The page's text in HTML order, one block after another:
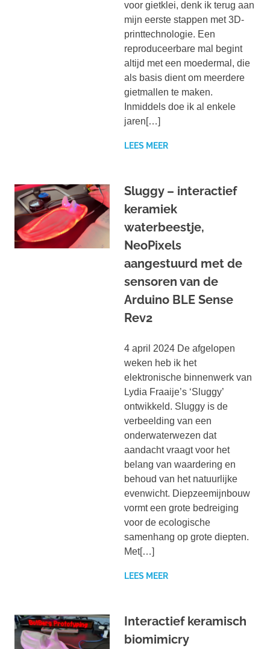
voor gietklei, denk ik terug aan
mijn eerste stappen met 3D-
printtechnologie. Een
reproduceerbare mal begint
altijd met een moedermal, die
als basis dient om meerdere
gietmallen te maken.
Inmiddels doe ik al enkele
jaren[…]
LEES MEER
Sluggy – interactief
keramiek
waterbeestje,
NeoPixels
aangestuurd met de
sensoren van de
Arduino BLE Sense
Rev2
4 april 2024 De afgelopen
weken heb ik het
elektronische binnenwerk van
Lydia Fraaije’s ‘Sluggy’
ontwikkeld. Sluggy is de
verbeelding van een
onderwaterwezen dat
aandacht vraagt voor het
belang van waardering en
behoud van het natuurlijke
evenwicht. Diepzeemijnbouw
vormt een grote bedreiging
voor de ecologische
samenhang op grote diepten.
Met[…]
LEES MEER
Interactief keramisch
biomimicry